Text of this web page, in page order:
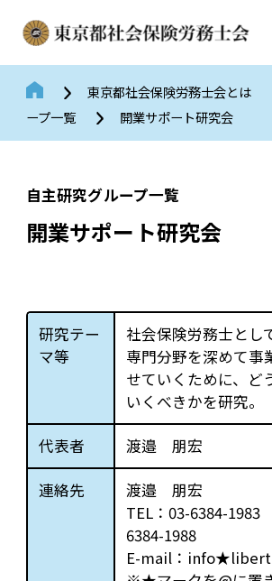
東京都社会保険労務士会とは
ープ一覧
開業サポート研究会
自主研究グループ一覧
開業サポート研究会
研究テー
マ等
社会保険労務士とし
専門分野を深めて事
せていくために、ど
いくべきかを研究。
代表者 渡邉 朋宏
連絡先
渡邉 朋宏
TEL：03-6384-1983
6384-1988
E-mail：